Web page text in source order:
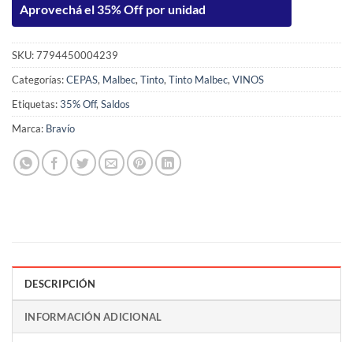
Aprovechá el 35% Off por unidad
SKU:7794450004239
Categorías:CEPAS, Malbec, Tinto, Tinto Malbec, VINOS
Etiquetas:35% Off, Saldos
Marca: Bravío
DESCRIPCIÓN
INFORMACIÓN ADICIONAL